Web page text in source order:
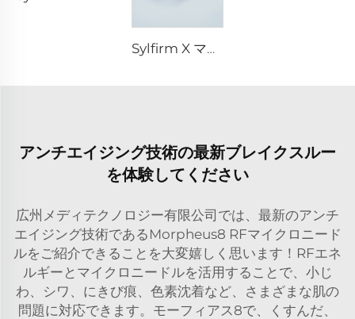
Sylfirm X マイクロニードルRFスキンケア Sylfirm X 交換用チップ XB-49
アンチエイジング技術の最新ブレイクスルー
を体験してください
広州メディテクノロジー有限公司では、最新のアンチ
エイジング技術であるMorpheus8 RFマイクロニード
ルをご紹介できることを大変嬉しく思います！RFエネ
ルギーとマイクロニードルを活用することで、小じ
わ、シワ、にきび痕、色素沈着など、さまざまな肌の
問題に対応できます。モーフィアス8で、くすんだ、